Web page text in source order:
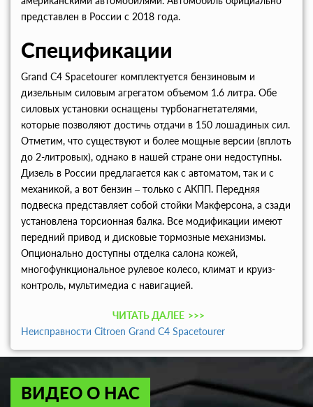
представлен в России с 2018 года.
Спецификации
Grand C4 Spacetourer комплектуется бензиновым и
дизельным силовым агрегатом объемом 1.6 литра. Обе
силовых установки оснащены турбонагнетателями,
которые позволяют достичь отдачи в 150 лошадиных сил.
Отметим, что существуют и более мощные версии (вплоть
до 2-литровых), однако в нашей стране они недоступны.
Дизель в России предлагается как с автоматом, так и с
механикой, а вот бензин – только с АКПП. Передняя
подвеска представляет собой стойки Макферсона, а сзади
установлена торсионная балка. Все модификации имеют
передний привод и дисковые тормозные механизмы.
Опционально доступны отделка салона кожей,
многофункциональное рулевое колесо, климат и круиз-
контроль, мультимедиа с навигацией.
ЧИТАТЬ ДАЛЕЕ >>>
Неисправности Citroen Grand C4 Spacetourer
ВИДЕО О НАС